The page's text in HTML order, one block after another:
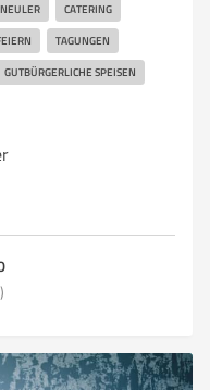
NEULER CATERING
TAGUNGEN
GUTBÜRGERLICHE SPEISEN